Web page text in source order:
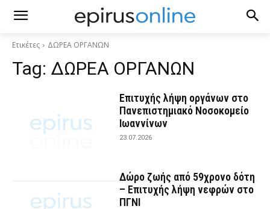
Ετικέτες ΔΩΡΕΑ ΟΡΓΑΝΩΝ
Tag: ΔΩΡΕΑ ΟΡΓΑΝΩΝ
Επιτυχής λήψη οργάνων στο
Πανεπιστημιακό Νοσοκομείο
Ιωαννίνων
23.07.2026
Δώρο ζωής από 59χρονο δότη
– Επιτυχής λήψη νεφρών στο
ΠΓΝΙ